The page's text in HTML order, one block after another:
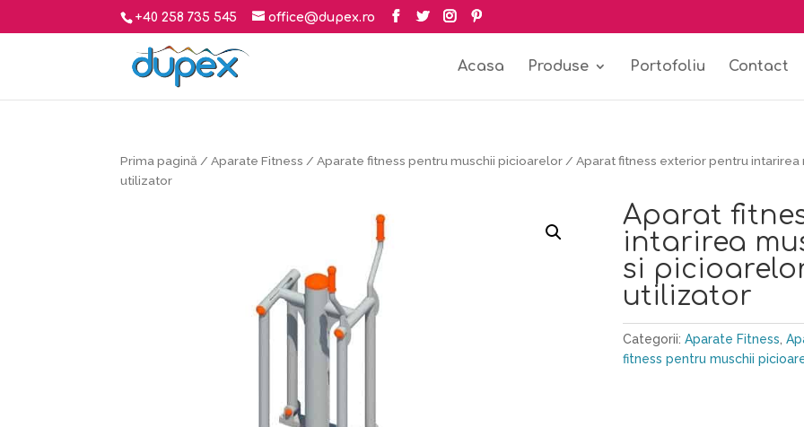
+40 258 735 545 office@dupex.ro
Acasa Produse Portofoliu Contact
Prima pagină /Aparate Fitness /Aparate fitness pentru muschii picioarelor / Aparat fitness exterior pentru intarirea
utilizator
Aparat
intarirea
si picioarelor
utilizator
Categorii: Aparate Fitness
fitness pentru muschii